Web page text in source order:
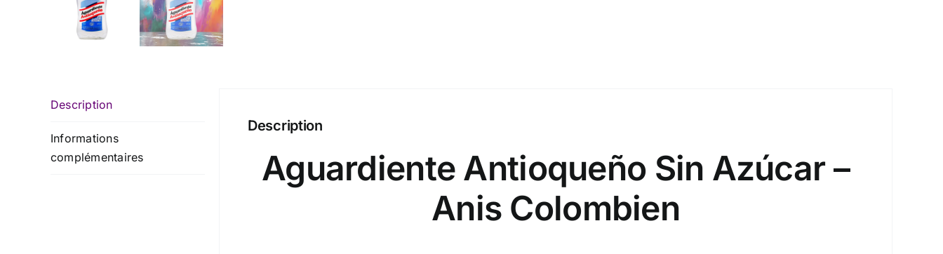
Description
Informations
complémentaires
Description
Aguardiente Antioqueño Sin Azúcar –
Anis Colombien